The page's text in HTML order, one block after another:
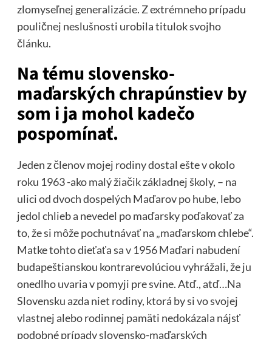
zlomyseľnej generalizácie. Z extrémneho prípadu
pouličnej neslušnosti urobila titulok svojho
článku.
Na tému slovensko-
maďarských chrapúnstiev by
som i ja mohol kadečo
pospomínať.
Jeden z členov mojej rodiny dostal ešte v okolo
roku 1963 -ako malý žiačik základnej školy, – na
ulici od dvoch dospelých Maďarov po hube, lebo
jedol chlieb a nevedel po maďarsky poďakovať za
to, že si môže pochutnávať na „maďarskom chlebe“.
Matke tohto dieťaťa sa v 1956 Maďari nabudení
budapeštianskou kontrarevolúciou vyhrážali, že ju
onedlho uvaria v pomyji pre svine. Atď., atď…Na
Slovensku azda niet rodiny, ktorá by si vo svojej
vlastnej alebo rodinnej pamäti nedokázala nájsť
podobné prípady slovensko-maďarských